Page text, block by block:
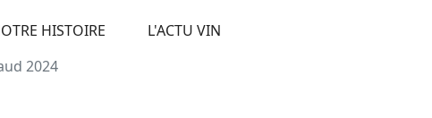
HISTOIRE
L'ACTU VIN
2024